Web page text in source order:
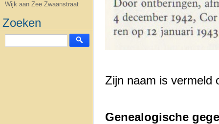
Wijk aan Zee Zwaanstraat
Zoeken
Zijn naam is vermeld
Genealogische